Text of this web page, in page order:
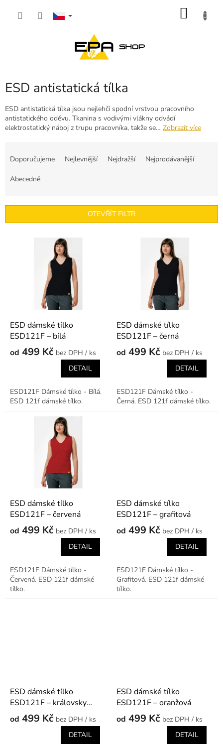
ESD antistatická tílka
ESD antistatická tílka jsou nejlehčí spodní vrstvou pracovního
antistatického oděvu. Tkanina s vodivými vlákny odvádí
elektrostatický náboj z trupu pracovníka, takže se… Zobrazit více
r
Doporučujeme Nejlevnější Nejdražší Nejprodávanější
Abecedně
OTEVŘÍT FILTR
ESD dámské tílko
ESD121F – bílá
od 499 Kč
/ ks
DETAIL
ESD121F Dámské tílko - Bílá.
ESD 121f dámské tílko.
ESD dámské tílko
ESD121F – černá
od 499 Kč
/ ks
DETAIL
ESD121F Dámské tílko -
Černá. ESD 121f dámské tílko.
ESD dámské tílko
ESD121F – červená
od 499 Kč
/ ks
DETAIL
ESD121F Dámské tílko -
Červená. ESD 121f dámské
tílko.
ESD dámské tílko
ESD121F – grafitová
od 499 Kč
/ ks
DETAIL
ESD121F Dámské tílko -
Grafitová. ESD 121f dámské
tílko.
ESD dámské tílko
ESD121F – královsky
modrá
od 499 Kč
/ ks
DETAIL
ESD dámské tílko
ESD121F – oranžová
od 499 Kč
/ ks
DETAIL